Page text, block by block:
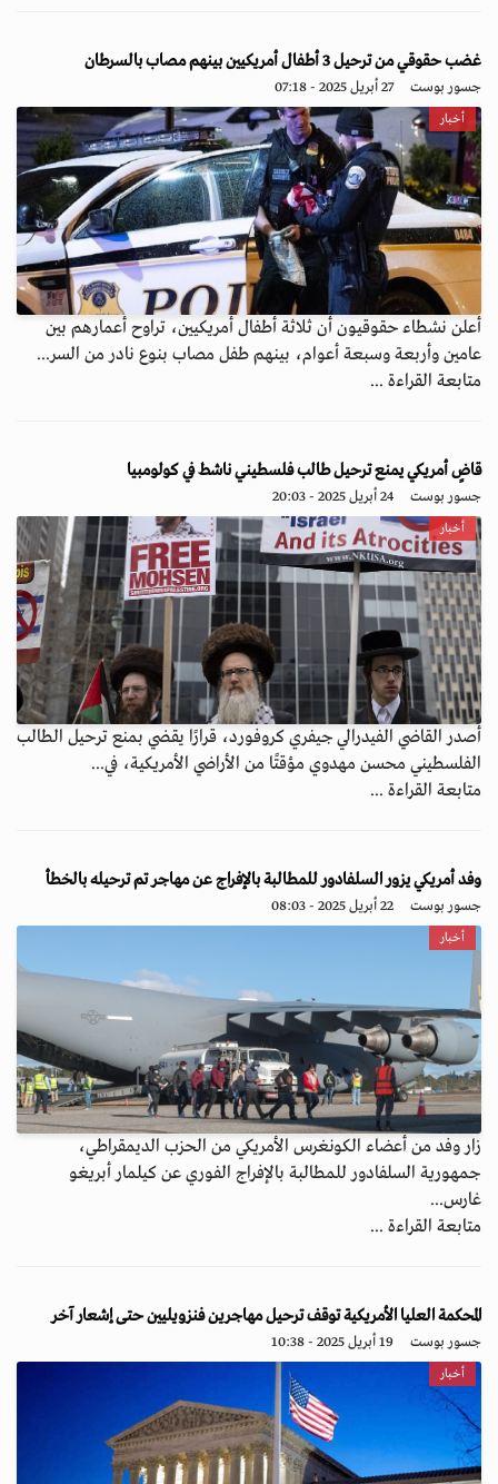
غضب حقوقي من ترحيل 3 أطفال أمريكيين بينهم مصاب بالسرطان
جسور بوست 27 أبريل 2025 - 07:18
أخبار
أعلن نشطاء حقوقيون أن ثلاثة أطفال أمريكيين، تراوح أعمارهم بين
عامين وأربعة وسبعة أعوام، بينهم طفل مصاب بنوع نادر من السر...
متابعة القراءة ...
قاضٍ أمريكي يمنع ترحيل طالب فلسطيني ناشط في كولومبيا
جسور بوست 24 أبريل 2025 - 20:03
أخبار
أصدر القاضي الفيدرالي جيفري كروفورد، قرارًا يقضي بمنع ترحيل الطالب
الفلسطيني محسن مهدوي مؤقتًا من الأراضي الأمريكية، في...
متابعة القراءة ...
وفد أمريكي يزور السلفادور للمطالبة بالإفراج عن مهاجر تم ترحيله بالخطأ
جسور بوست 22 أبريل 2025 - 08:03
أخبار
زار وفد من أعضاء الكونغرس الأمريكي من الحزب الديمقراطي،
جمهورية السلفادور للمطالبة بالإفراج الفوري عن كيلمار أبريغو
غارس...
متابعة القراءة ...
المحكمة العليا الأمريكية توقف ترحيل مهاجرين فنزويليين حتى إشعار آخر
جسور بوست 19 أبريل 2025 - 10:38
أخبار